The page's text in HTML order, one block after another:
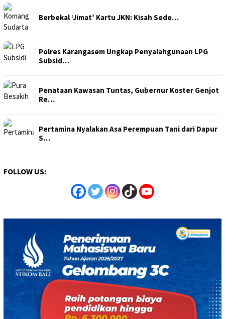
Berbekal ‘Jimat’ Kartu JKN: Kisah Sede…
Polres Karangasem Ungkap Penyalahgunaan LPG
Subsid…
Penataan Kawasan Tuntas, Gubernur Koster Genjot
Re…
Pertamina Nyalakan Asa Perempuan Tani dari Dapur
S…
FOLLOW US: